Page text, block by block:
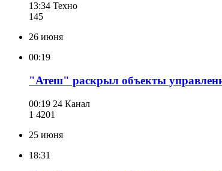
13:34 Техно
145
26 июня
00:19
"Атеш" раскрыл объекты
00:19 24 Канал
1 4201
25 июня
18:31